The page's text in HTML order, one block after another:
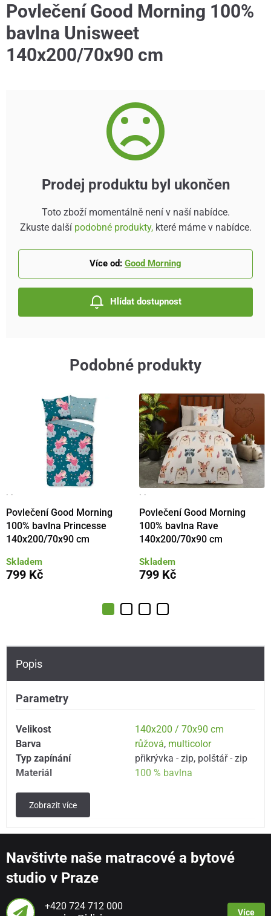
Povlečení Good Morning 100%
bavlna Unisweet
140x200/70x90 cm
Prodej produktu byl ukončen
Toto zboží momentálně není v naší nabídce.
Zkuste další podobné produkty,které máme v nabídce.
Více od: Good Morning
Hlídat dostupnost
Podobné produkty
· ·
Povlečení Good Morning
100% bavlna Princesse
140x200/70x90 cm
Skladem
799 Kč
· ·
Povlečení Good Morning
100% bavlna Rave
140x200/70x90 cm
Skladem
799 Kč
Popis
Parametry
Velikost
140x200 / 70x90 cm
Barva
růžová, multicolor
Typ zapínání
přikrývka - zip, polštář - zip
Materiál
100 % bavlna
Popis
design z dílny holandských návrhářů - kolekce Good
Morning. Příjemné bavlna, klasický český rozměr.
Zapínání na zip.
Zobrazit více
Navštivte naše matracové a bytové
studio v Praze
+420 724 712 000
Více